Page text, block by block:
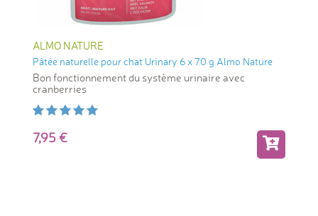
ALMO NATURE
Pâtée naturelle pour chat Urinary 6 x 70 g Almo Nature
Bon fonctionnement du système urinaire avec
cranberries
7,95